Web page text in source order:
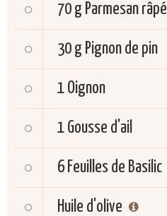
70 g Parmesan râpé
30 g Pignon de pin
1 Oignon
1 Gousse d'ail
6 Feuilles de Basilic
Huile d'olive